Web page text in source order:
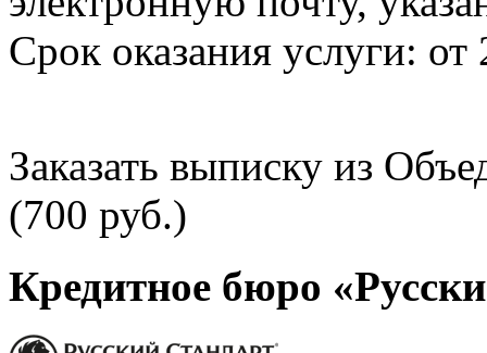
Срок оказания услуги: от
Заказать выписку из
(700 руб.)
Кредитное бюро